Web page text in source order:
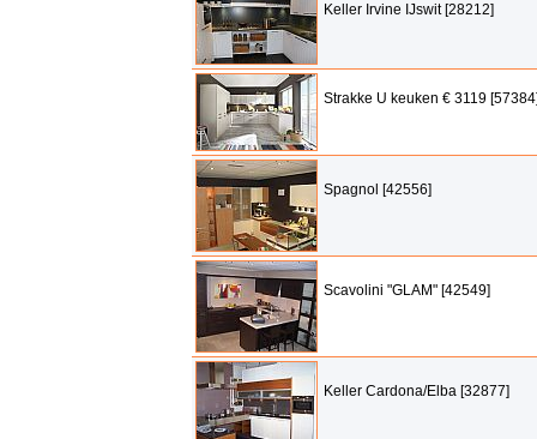
Keller Irvine IJswit [28212]
Strakke U keuken € 3119
Spagnol [42556]
Scavolini "GLAM" [42549]
Keller Cardona/Elba [32877]